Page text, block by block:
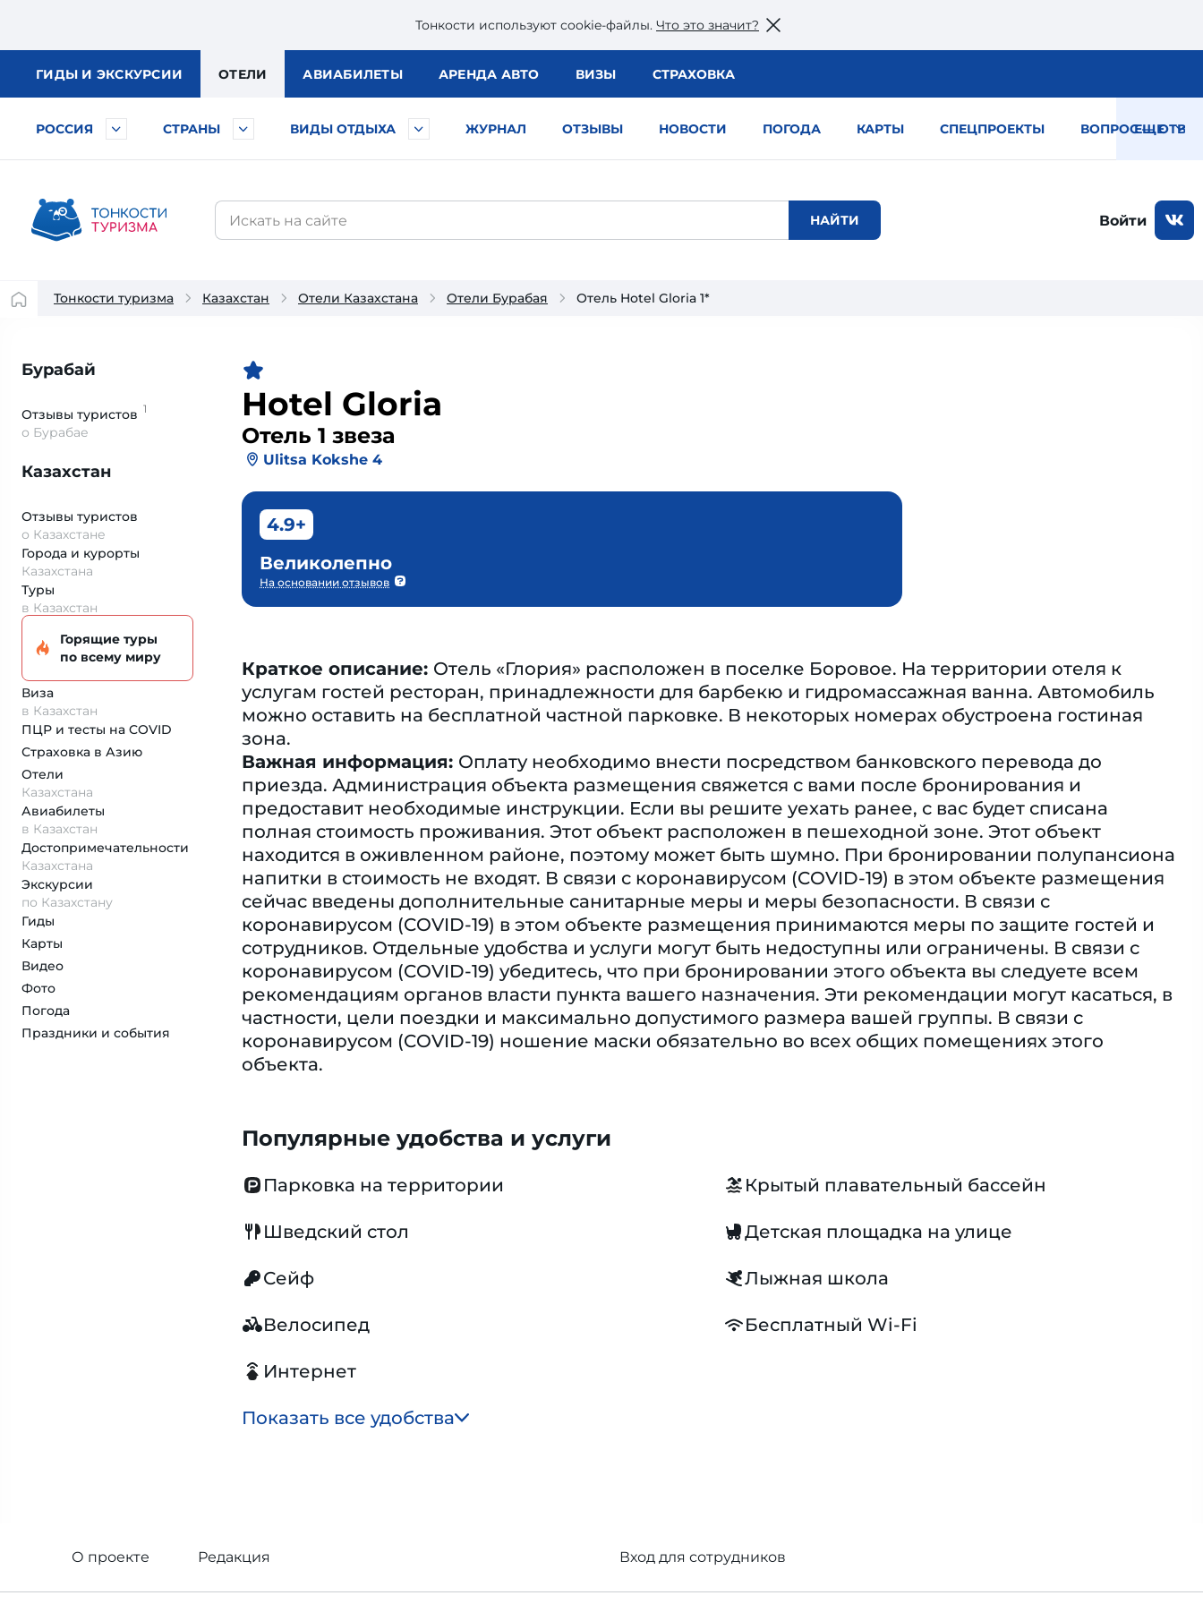
Тонкости используют сookie-файлы. Что это значит?
ГИДЫ И ЭКСКУРСИИ ОТЕЛИ АВИАБИЛЕТЫ АРЕНДА АВТО ВИЗЫ СТРАХОВКА
РОССИЯ СТРАНЫ ВИДЫ ОТДЫХА ЖУРНАЛ ОТЗЫВЫ НОВОСТИ ПОГОДА КАРТЫ СПЕЦПРОЕКТЫ ВОПРОС — ОТВЕТ
ЕЩЕ
Войти
Тонкости туризма Казахстан Отели Казахстана Отели Бурабая Отель Hotel Gloria 1*
Бурабай
Отзывы туристов 1
о Бурабае
Казахстан
Отзывы туристов
о Казахстане
Города и курорты
Казахстана
Туры
в Казахстан
Горящие туры
по всему миру
Виза
в Казахстан
ПЦР и тесты на COVID
Страховка в Азию
Отели
Казахстана
Авиабилеты
в Казахстан
Достопримеча­тельности
Казахстана
Экскурсии
по Казахстану
Гиды
Карты
Видео
Фото
Погода
Праздники и события
Hotel Gloria
Отель 1 звеза
Ulitsa Kokshe 4
4.9+
Великолепно
На основании отзывов
Краткое описание: Отель «Глория» расположен в поселке Боровое. На территории отеля к
услугам гостей ресторан, принадлежности для барбекю и гидромассажная ванна. Автомобиль
можно оставить на бесплатной частной парковке. В некоторых номерах обустроена гостиная
зона.
Важная информация: Оплату необходимо внести посредством банковского перевода до
приезда. Администрация объекта размещения свяжется с вами после бронирования и
предоставит необходимые инструкции. Если вы решите уехать ранее, с вас будет списана
полная стоимость проживания. Этот объект расположен в пешеходной зоне. Этот объект
находится в оживленном районе, поэтому может быть шумно. При бронировании полупансиона
напитки в стоимость не входят. В связи с коронавирусом (COVID-19) в этом объекте размещения
сейчас введены дополнительные санитарные меры и меры безопасности. В связи с
коронавирусом (COVID-19) в этом объекте размещения принимаются меры по защите гостей и
сотрудников. Отдельные удобства и услуги могут быть недоступны или ограничены. В связи с
коронавирусом (COVID-19) убедитесь, что при бронировании этого объекта вы следуете всем
рекомендациям органов власти пункта вашего назначения. Эти рекомендации могут касаться, в
частности, цели поездки и максимально допустимого размера вашей группы. В связи с
коронавирусом (COVID-19) ношение маски обязательно во всех общих помещениях этого
объекта.
Популярные удобства и услуги
Парковка на территории Крытый плавательный бассейн
Шведский стол Детская площадка на улице
Сейф Лыжная школа
Велосипед Бесплатный Wi-Fi
Интернет
Показать все удобства
О проекте Редакция Вход для сотрудников